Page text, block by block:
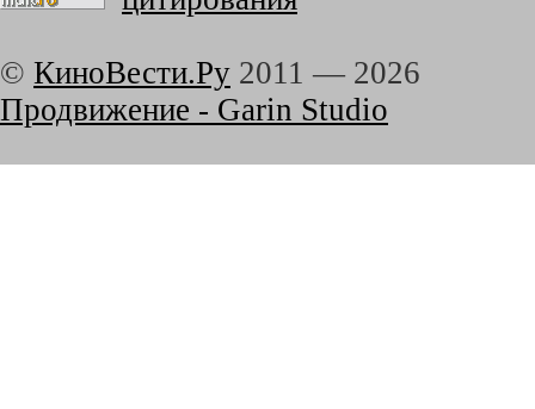
© КиноВести.Ру 2011 — 2026
Продвижение - Garin Studio